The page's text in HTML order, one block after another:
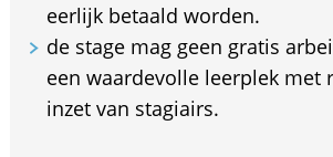
eerlijk betaald worden.
de stage mag geen gratis
een waardevolle leerplek met
inzet van stagiairs.